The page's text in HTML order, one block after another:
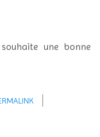
une bonne